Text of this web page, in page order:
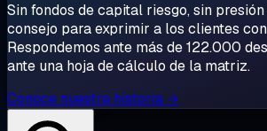
Sin fondos de capital riesgo, sin
consejo para exprimir a los clientes
Respondemos ante más de 122.000
ante una hoja de cálculo de la matriz.
Conoce nuestra historia →